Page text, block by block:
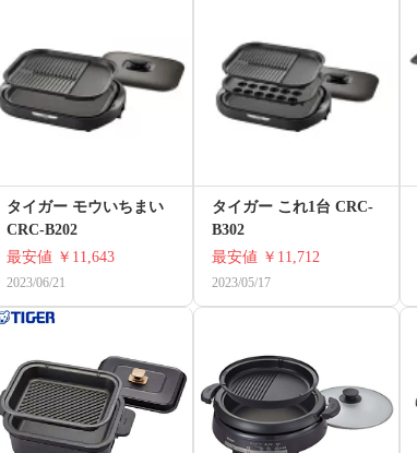
タイガー モウいちまい
CRC-B202
最安値 ￥11,643
2023/06/21
タイガー これ1台 CRC-
B302
最安値 ￥11,712
2023/05/17